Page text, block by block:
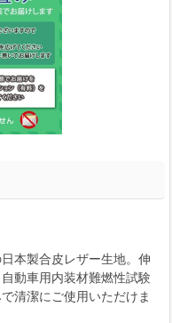
本製合皮レザー生地。伸
動車用内装材難燃性試験
清潔にご使用いただけま